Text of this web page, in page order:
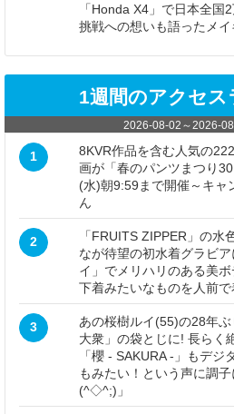
「Honda X4」で日本全国
挑戦への想いも語ったメイ
1週間のアクセ
2026-08-02 ～ 2026-
1
8KVR作品を含む人気の
画が「春のパンツまつり
(水)朝9:59まで開催～キャ
ん
2
「FRUITS ZIPPER」の水
なが待望の初水着グラビ
イ」でメリハリのある美
下着みたいなものを人前で
3
あの桜樹ルイ(55)の28年
大衆」の袋とじに! 長らく
「櫻 - SAKURA -」もデ
もみたい！という声に調
(^◇^;)」